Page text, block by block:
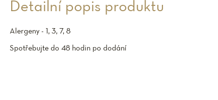
Detailní popis produktu
Alergeny - 1, 3, 7, 8
Spotřebujte do 48 hodin po dodání